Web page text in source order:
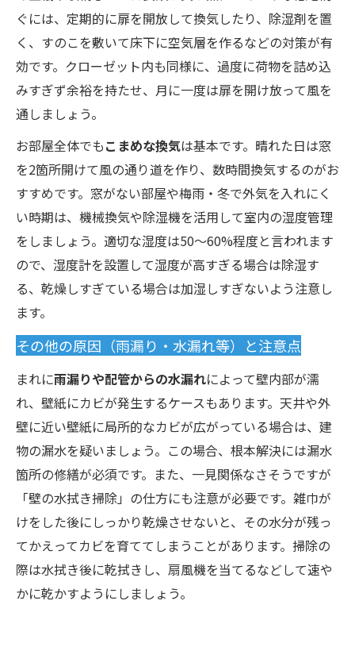
ぐには、定期的に扉を開放して換気したり、除湿剤を置
く、すのこを敷いて床下に空気層を作るなどの対策が有
効です。クローゼット内も同様に、過度に荷物を詰め込
みすぎず余裕を持たせ、月に一度は扉を開け放って風を
通しましょう。
お部屋全体でもこまめな換気は基本です。晴れた日は窓
を2箇所開けて風の通り道を作り、数時間換気するのがお
すすめです。窓がない部屋や梅雨・冬で外気を入れにく
い時期は、機械換気や除湿機を活用して室内の湿度管理
をしましょう。適切な湿度は50〜60%程度と言われます
ので、湿度計を設置して湿度が高すぎる場合は除湿す
る、乾燥しすぎている場合は加湿しすぎないよう注意し
ます。
その他の原因（雨漏り・水漏れ等）と注意点
まれに雨漏りや配管からの水漏れによって壁内部が濡
れ、壁紙にカビが発生するケースもあります。天井や外
壁に近い壁紙に局所的なカビが広がっている場合は、建
物の漏水を疑いましょう。この場合、根本解決には漏水
箇所の修繕が必須です。また、一見関係なさそうですが
「壁の水拭き掃除」の仕方にも注意が必要です。雑巾が
けをした後にしっかり乾燥させないと、その水分が残っ
てかえってカビを育ててしまうことがあります。掃除の
際は水拭き後に乾拭きし、扇風機を当てるなどして速や
かに乾かすようにしましょう。